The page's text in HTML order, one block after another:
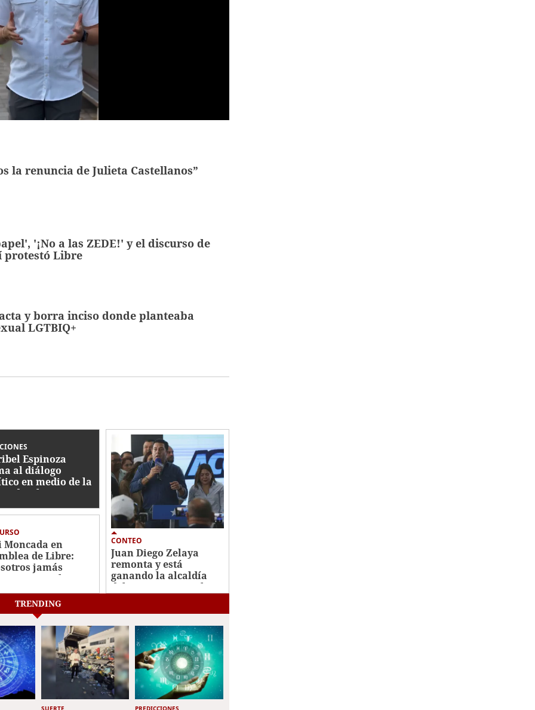
la renuncia de Julieta Castellanos”
'¡No a las ZEDE!' y el discurso de
protestó Libre
y borra inciso donde planteaba
LGTBIQ+
Espinoza
al diálogo
en medio de la
Moncada en
de Libre:
jamás
las
CONTEO
Juan Diego Zelaya
remonta y está
ganando la alcaldía
del Distrito Central
TRENDING
SUERTE PREDICCIONES